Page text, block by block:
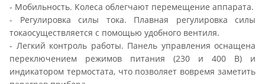
- Мобильность. Колеса облегчают перемещение аппарата.
- Регулировка силы тока. Плавная регулировка силы
токаосуществляется с помощью удобного вентиля.
- Легкий контроль работы. Панель управления оснащена
переключением режимов питания (230 и 400 В) и
индикатором термостата, что позволяет вовремя заметить